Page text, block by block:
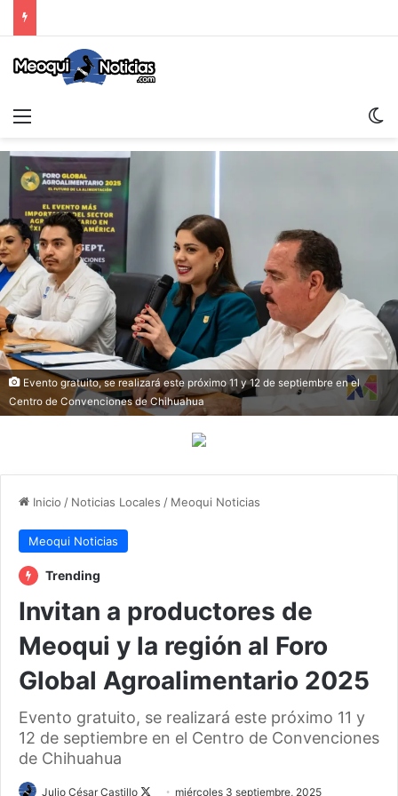
Menu
Evento gratuito, se realizará este próximo 11 y 12 de septiembre en el
Centro de Convenciones de Chihuahua
Inicio / Noticias Locales / Meoqui Noticias
Meoqui Noticias
Trending
Invitan a productores de
Meoqui y la región al Foro
Global Agroalimentario 2025
Evento gratuito, se realizará este próximo 11 y
12 de septiembre en el Centro de Convenciones
de Chihuahua
Julio César Castillo Followmiércoles 3 septiembre, 2025